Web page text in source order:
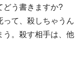
どう書きますか?
って、殺しちゃうん
う。殺す相手は、他